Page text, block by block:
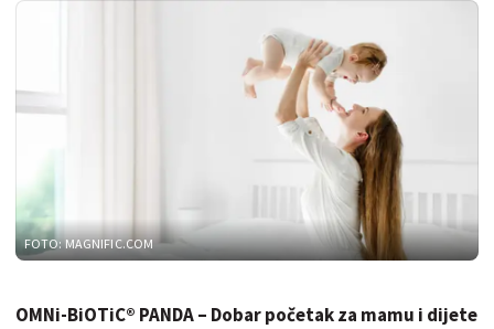
FOTO: MAGNIFIC.COM
OMNi-BiOTiC® PANDA – Dobar početak za mamu i dijete